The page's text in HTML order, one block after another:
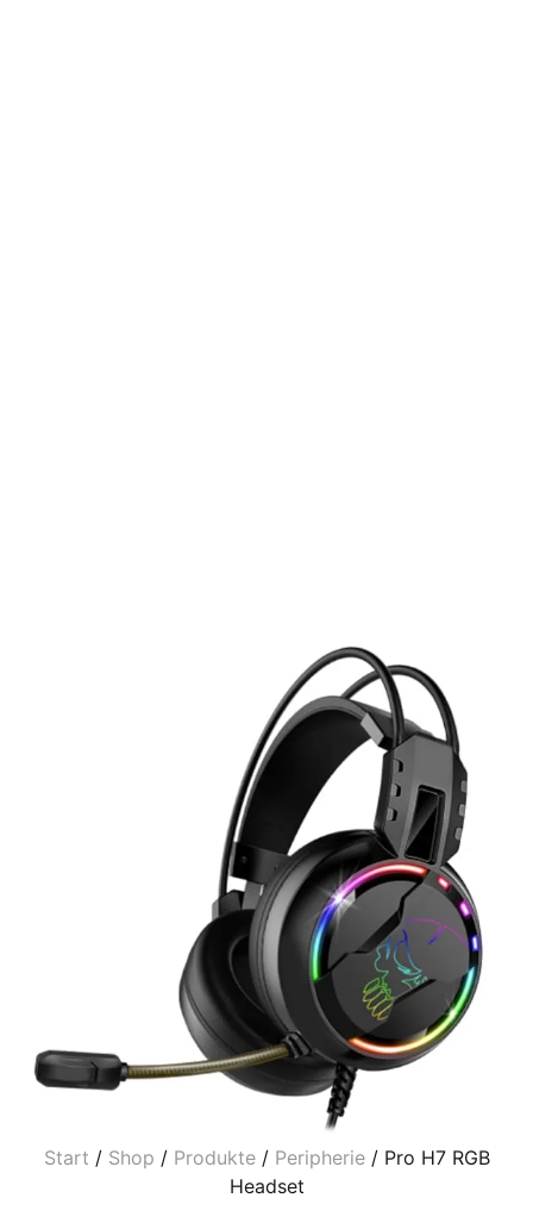
Start / Shop / Produkte/ Peripherie/ Pro H7 RGB
Headset